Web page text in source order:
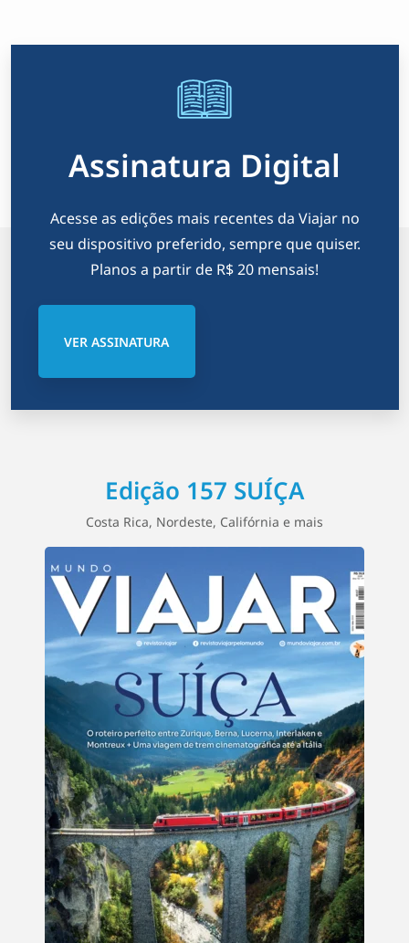
Assinatura Digital
Acesse as edições mais recentes da Viajar no
seu dispositivo preferido, sempre que quiser.
Planos a partir de R$ 20 mensais!
VER ASSINATURA
Edição 157 SUÍÇA
Costa Rica, Nordeste, Califórnia e mais